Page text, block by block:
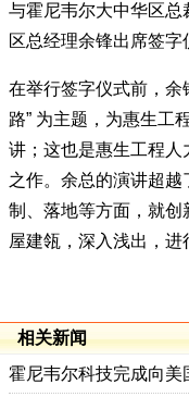
与霍尼韦尔大中华区
区总经理余锋出席签字
在举行签字仪式前，余
路” 为主题，为惠生工
讲；这也是惠生工程人
之作。余总的演讲超越
制、落地等方面，就
屋建瓴，深入浅出，进
相关新闻